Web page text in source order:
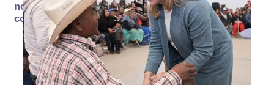
no se
consume